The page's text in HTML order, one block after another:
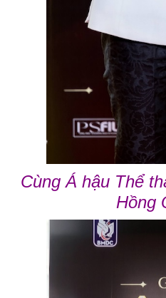
Cùng Á hậu Thể
Hồng